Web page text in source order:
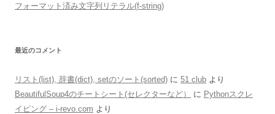
フォーマット済み文字列リテラル(f-string)
最近のコメント
リスト(list), 辞書(dict), setのソート(sorted) に 51 club より
BeautifulSoup4のチートシート(セレクターなど）
に Pythonスクレ
イピング – i-revo.com より